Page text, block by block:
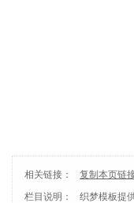
相关链接： 复制本页链
栏目说明：
织梦模板提